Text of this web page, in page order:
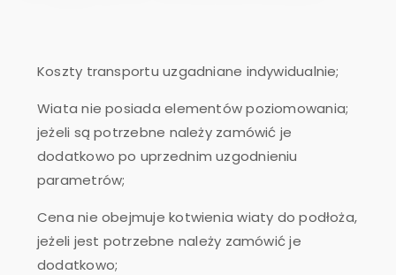
Koszty transportu uzgadniane indywidualnie;
Wiata nie posiada elementów poziomowania;
jeżeli są potrzebne należy zamówić je
dodatkowo po uprzednim uzgodnieniu
parametrów;
Cena nie obejmuje kotwienia wiaty do podłoża,
jeżeli jest potrzebne należy zamówić je
dodatkowo;